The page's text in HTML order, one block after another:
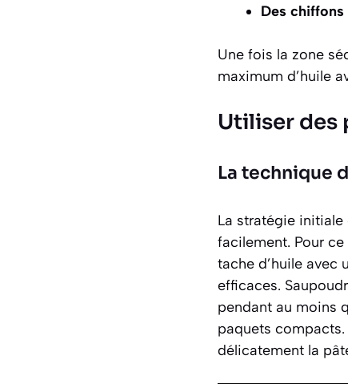
Des
Une fois la zone
maximum d’huile
Utiliser des
La technique
La stratégie initiale
facilement. Pour
tache d’huile avec
efficaces.
pendant au moins
paquets
délicatement la